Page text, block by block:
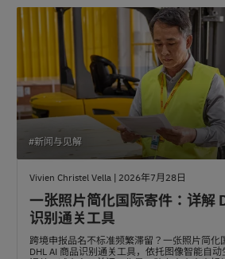
#新闻与见解
Vivien Christel Vella | 2026年7月28日
一张照片简化国际寄件：详解
识别通关工具
跨境申报品名不标准频繁滞留？一张照片简化
DHL AI 商品识别通关工具，依托图像智能自